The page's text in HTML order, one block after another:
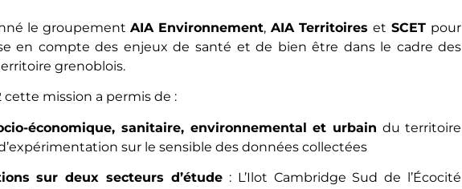
le groupementAIA Environnement, AIA Territoireset SCET pour
en compte des enjeux de santé et de bien être dans le cadre des
grenoblois.
cette mission a permis de :
économique, sanitaire, environnemental et urbain du territoire
sur le sensible des données collectées
sur deux secteurs d’étude : L’Ilot Cambridge Sud de l’Écocité